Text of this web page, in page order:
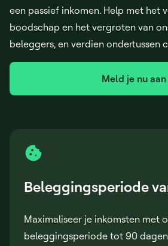
een passief inkomen. Help met het
boodschap en het vergroten van
beleggers, en verdien ondertussen
Meld je nu aan
Beleggingsperiode
Maximaliseer je inkomsten met
beleggingsperiode tot 90